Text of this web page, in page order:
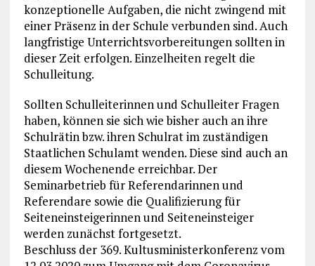
konzeptionelle Aufgaben, die nicht zwingend mit
einer Präsenz in der Schule verbunden sind. Auch
langfristige Unterrichtsvorbereitungen sollten in
dieser Zeit erfolgen. Einzelheiten regelt die
Schulleitung.
Sollten Schulleiterinnen und Schulleiter Fragen
haben, können sie sich wie bisher auch an ihre
Schulrätin bzw. ihren Schulrat im zuständigen
Staatlichen Schulamt wenden. Diese sind auch an
diesem Wochenende erreichbar. Der
Seminarbetrieb für Referendarinnen und
Referendare sowie die Qualifizierung für
Seiteneinsteigerinnen und Seiteneinsteiger
werden zunächst fortgesetzt.
Beschluss der 369. Kultusministerkonferenz vom